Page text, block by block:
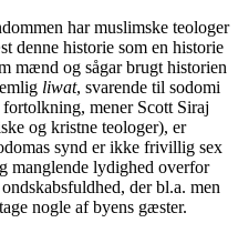
har muslimske teologer
denne historie som en historie
mænd og sågar brugt historien
liwat, svarende til sodomi
mener Scott Siraj
og kristne teologer), er
synd er ikke frivillig sex
manglende lydighed overfor
der bl.a. men
nogle af byens gæster.